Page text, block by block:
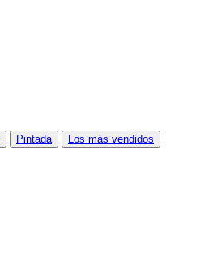
Pintada Los más vendidos